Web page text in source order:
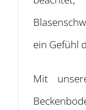
ein Gefühl
Mit